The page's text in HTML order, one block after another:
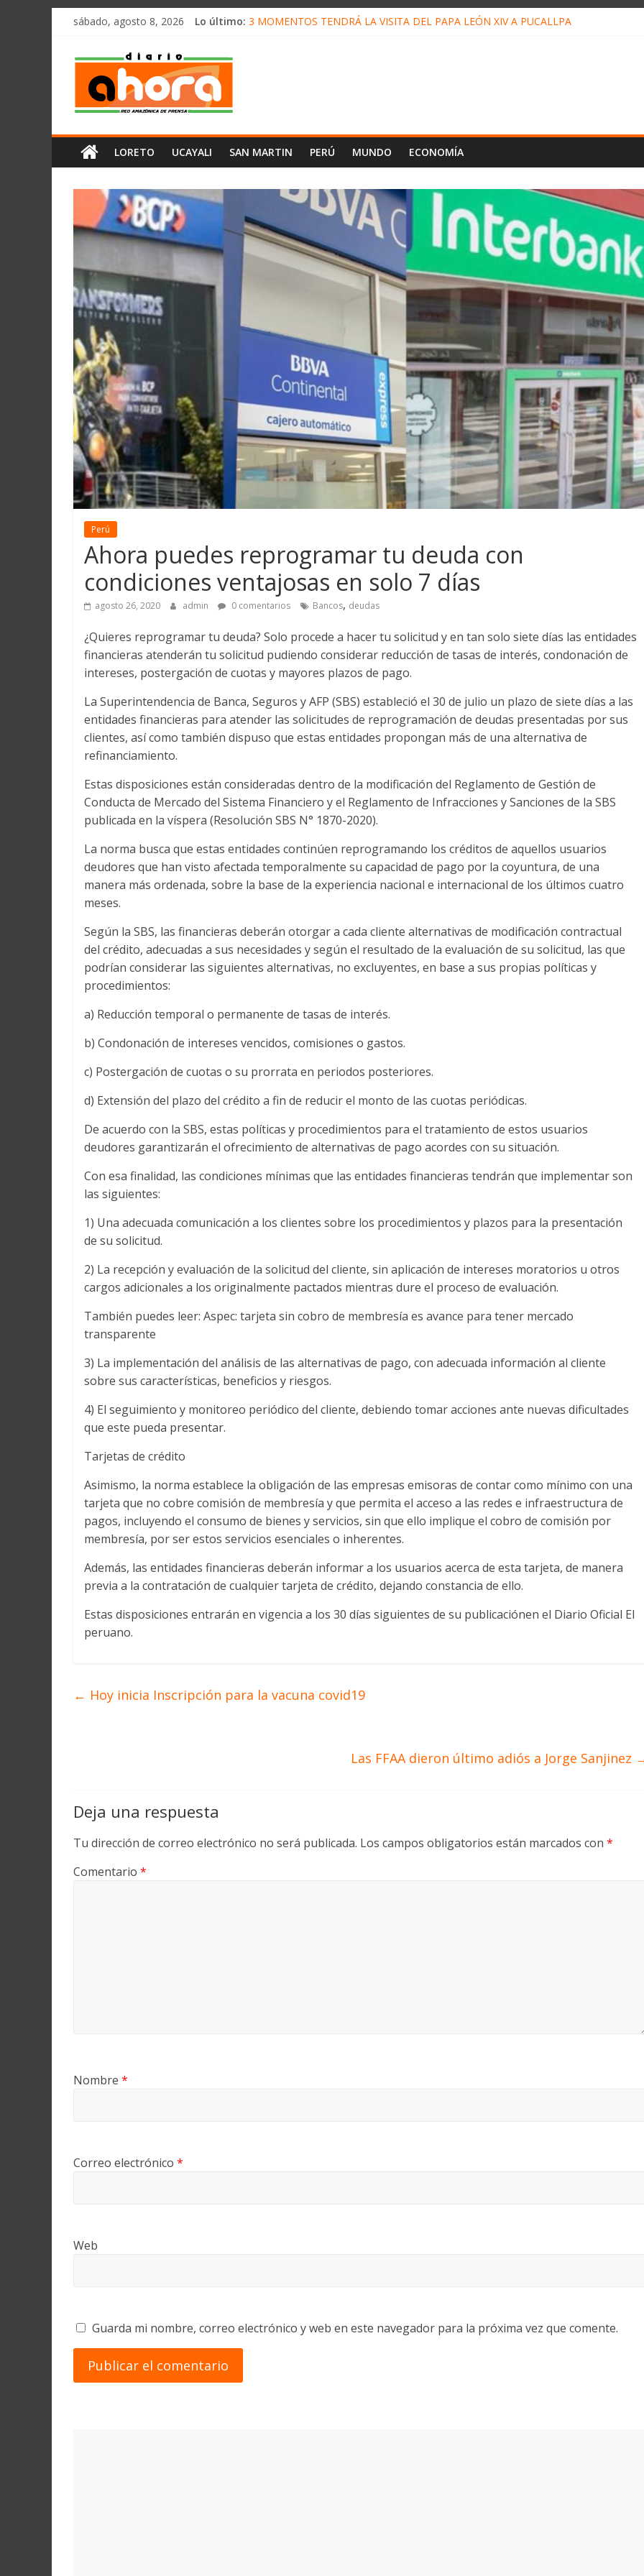
олимп казино
Saltarsábado, agosto 8, 2026 Lo último: 3 MOMENTOS TENDRÁ LA VISITA DEL PAPA LEÓN XIV A PUCALLPA
Diario
Ahora
Cadena
Amazónica
de
Prensa
Noticias
del
Perú,
,
Ucayali,
San
Martín
y
Loreto
LORETO UCAYALI SAN MARTIN PERÚ MUNDO ECONOMÍA
Perú
Ahora puedes reprogramar tu deuda con
condiciones ventajosas en solo 7 días
agosto 26, 2020 admin 0 comentarios Bancos, deudas
¿Quieres reprogramar tu deuda? Solo procede a hacer tu solicitud y en tan solo siete días las entidades
financieras atenderán tu solicitud pudiendo considerar reducción de tasas de interés, condonación de
intereses, postergación de cuotas y mayores plazos de pago.
La Superintendencia de Banca, Seguros y AFP (SBS) estableció el 30 de julio un plazo de siete días a las
entidades financieras para atender las solicitudes de reprogramación de deudas presentadas por sus
clientes, así como también dispuso que estas entidades propongan más de una alternativa de
refinanciamiento.
Estas disposiciones están consideradas dentro de la modificación del Reglamento de Gestión de
Conducta de Mercado del Sistema Financiero y el Reglamento de Infracciones y Sanciones de la SBS
publicada en la víspera (Resolución SBS N° 1870-2020).
La norma busca que estas entidades continúen reprogramando los créditos de aquellos usuarios
deudores que han visto afectada temporalmente su capacidad de pago por la coyuntura, de una
manera más ordenada, sobre la base de la experiencia nacional e internacional de los últimos cuatro
meses.
Según la SBS, las financieras deberán otorgar a cada cliente alternativas de modificación contractual
del crédito, adecuadas a sus necesidades y según el resultado de la evaluación de su solicitud, las que
podrían considerar las siguientes alternativas, no excluyentes, en base a sus propias políticas y
procedimientos:
a) Reducción temporal o permanente de tasas de interés.
b) Condonación de intereses vencidos, comisiones o gastos.
c) Postergación de cuotas o su prorrata en periodos posteriores.
d) Extensión del plazo del crédito a fin de reducir el monto de las cuotas periódicas.
De acuerdo con la SBS, estas políticas y procedimientos para el tratamiento de estos usuarios
deudores garantizarán el ofrecimiento de alternativas de pago acordes con su situación.
Con esa finalidad, las condiciones mínimas que las entidades financieras tendrán que implementar son
las siguientes:
1) Una adecuada comunicación a los clientes sobre los procedimientos y plazos para la presentación
de su solicitud.
2) La recepción y evaluación de la solicitud del cliente, sin aplicación de intereses moratorios u otros
cargos adicionales a los originalmente pactados mientras dure el proceso de evaluación.
También puedes leer: Aspec: tarjeta sin cobro de membresía es avance para tener mercado
transparente
3) La implementación del análisis de las alternativas de pago, con adecuada información al cliente
sobre sus características, beneficios y riesgos.
4) El seguimiento y monitoreo periódico del cliente, debiendo tomar acciones ante nuevas dificultades
que este pueda presentar.
Tarjetas de crédito
Asimismo, la norma establece la obligación de las empresas emisoras de contar como mínimo con una
tarjeta que no cobre comisión de membresía y que permita el acceso a las redes e infraestructura de
pagos, incluyendo el consumo de bienes y servicios, sin que ello implique el cobro de comisión por
membresía, por ser estos servicios esenciales o inherentes.
Además, las entidades financieras deberán informar a los usuarios acerca de esta tarjeta, de manera
previa a la contratación de cualquier tarjeta de crédito, dejando constancia de ello.
Estas disposiciones entrarán en vigencia a los 30 días siguientes de su publicaciónen el Diario Oficial El
peruano.
← Hoy inicia Inscripción para la vacuna covid19
Las FFAA dieron último adiós a Jorge Sanjinez
Deja una respuesta
Tu dirección de correo electrónico no será publicada. Los campos obligatorios están marcados con *
Comentario *
Nombre *
Correo electrónico *
Web
Guarda mi nombre, correo electrónico y web en este navegador para la próxima vez que comente.